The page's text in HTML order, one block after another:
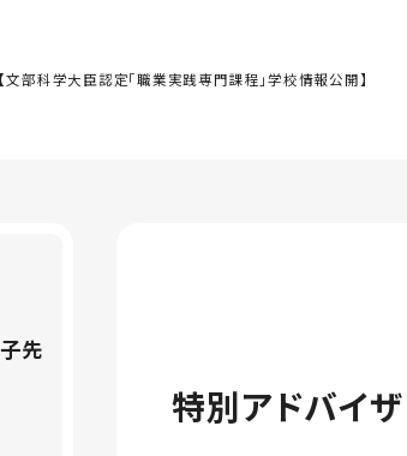
【文部科学大臣認定「職業実践専門課程」学校情報公開】
先
特別アドバイ